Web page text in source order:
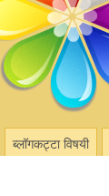
ब्लॉगकट्टा विषयी